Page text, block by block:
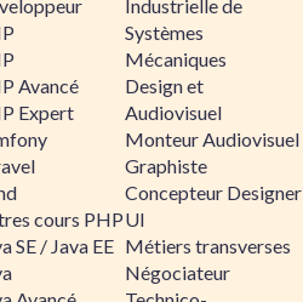
Avancé
Expert
cours PHP
SE / Java EE
Industrielle de
Systèmes
Mécaniques
Design et
Audiovisuel
Monteur Audiovisuel
Graphiste
Concepteur Designer
UI
Métiers transverses
Négociateur